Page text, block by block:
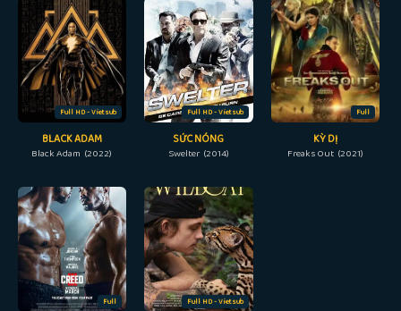
Full HD - Vietsub
BLACK ADAM
Black Adam (2022)
Full HD - Vietsub
SỨC NÓNG
Swelter (2014)
Full
KỲ DỊ
Freaks Out (2021)
Full Full HD - Vietsub